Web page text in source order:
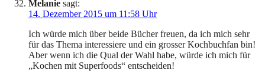
Melanie sagt:
14. Dezember 2015 um 11:58 Uhr
Ich würde mich über beide Bücher freuen, da ich mich sehr
für das Thema interessiere und ein grosser Kochbuchfan bin!
Aber wenn ich die Qual der Wahl habe, würde ich mich für
„Kochen mit Superfoods“ entscheiden!